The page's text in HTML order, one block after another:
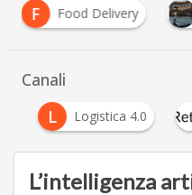
Monopattini
Canali
L Logistica 4.0
L’intelligenza